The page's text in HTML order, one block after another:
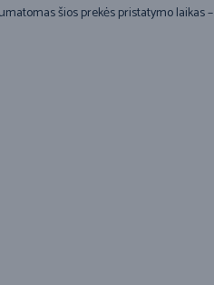
šios prekės pristatymo laikas –